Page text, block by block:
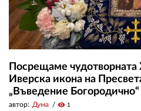
Посрещаме
Иверска икона на
„Въведение Богородично“
автор: Дума visibility 1